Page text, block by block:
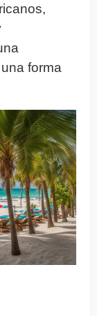
forma